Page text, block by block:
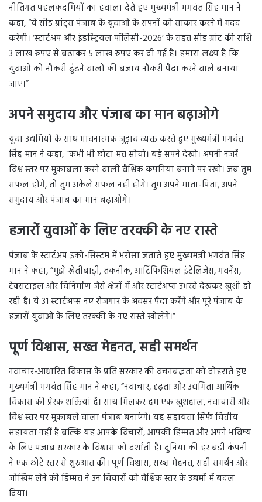
नीतिगत पहलकदमियों का हवाला देते हुए मुख्यमंत्री भगवंत सिंह मान ने
कहा, “ये सीड ग्रांट्स पंजाब के युवाओं के सपनों को साकार करने में मदद
करेंगी। ‘स्टार्टअप और इंडस्ट्रियल पॉलिसी-2026’ के तहत सीड ग्रांट की राशि
3 लाख रुपए से बढ़ाकर 5 लाख रुपए कर दी गई है। हमारा लक्ष्य है कि
युवाओं को नौकरी ढूंढने वालों की बजाय नौकरी पैदा करने वाले बनाया
जाए।”
अपने समुदाय और पंजाब का मान बढ़ाओगे
युवा उद्यमियों के साथ भावनात्मक जुड़ाव व्यक्त करते हुए मुख्यमंत्री भगवंत
सिंह मान ने कहा, “कभी भी छोटा मत सोचो। बड़े सपने देखो। अपनी नजरें
विश्व स्तर पर मुकाबला करने वाली वैश्विक कंपनियां बनाने पर रखो। जब तुम
सफल होगे, तो तुम अकेले सफल नहीं होगे। तुम अपने माता-पिता, अपने
समुदाय और पंजाब का मान बढ़ाओगे।
हजारों युवाओं के लिए तरक्की के नए रास्ते
पंजाब के स्टार्टअप इको-सिस्टम में भरोसा जताते हुए मुख्यमंत्री भगवंत सिंह
मान ने कहा, “मुझे खेतीबाड़ी, तकनीक, आर्टिफिशियल इंटेलिजेंस, गवर्नेंस,
टेक्सटाइल और विनिर्माण जैसे क्षेत्रों में और स्टार्टअप्स उभरते देखकर खुशी हो
रही है। ये 31 स्टार्टअप्स नए रोजगार के अवसर पैदा करेंगे और पूरे पंजाब के
हजारों युवाओं के लिए तरक्की के नए रास्ते खोलेंगे।”
पूर्ण विश्वास, सख्त मेहनत, सही समर्थन
नवाचार-आधारित विकास के प्रति सरकार की वचनबद्धता को दोहराते हुए
मुख्यमंत्री भगवंत सिंह मान ने कहा, “नवाचार, दृढ़ता और उद्यमिता आर्थिक
विकास की प्रेरक शक्तियां हैं। साथ मिलकर हम एक खुशहाल, नवाचारी और
विश्व स्तर पर मुकाबले वाला पंजाब बनाएंगे। यह सहायता सिर्फ वित्तीय
सहायता नहीं है बल्कि यह आपके विचारों, आपकी हिम्मत और अपने भविष्य
के लिए पंजाब सरकार के विश्वास को दर्शाती है। दुनिया की हर बड़ी कंपनी
ने एक छोटे स्तर से शुरुआत की। पूर्ण विश्वास, सख्त मेहनत, सही समर्थन और
जोखिम लेने की हिम्मत ने उन विचारों को वैश्विक स्तर के उद्यमों में बदल
दिया।